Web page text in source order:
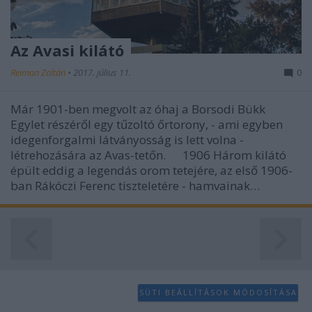
Az Avasi kilátó
Reiman Zoltán • 2017. július 11. 0
Már 1901-ben megvolt az óhaj a Borsodi Bükk
Egylet részéről egy tűzoltó őrtorony, - ami egyben
idegenforgalmi látványosság is lett volna -
létrehozására az Avas-tetőn. 1906 Három kilátó
épült eddig a legendás orom tetejére, az első 1906-
ban Rákóczi Ferenc tiszteletére - hamvainak…
SÜTI BEÁLLÍTÁSOK MÓDOSÍTÁSA